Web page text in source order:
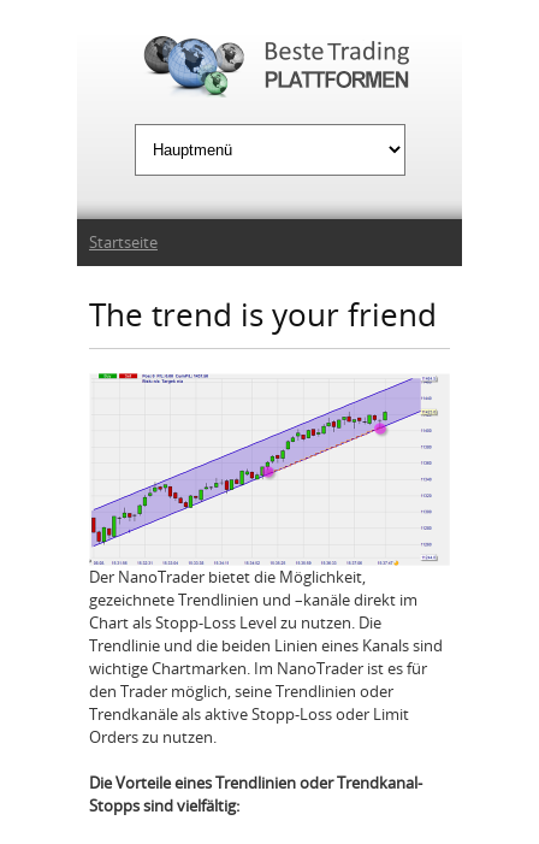
Sie sind hier
Startseite
The trend is your friend
Der NanoTrader bietet die Möglichkeit,
gezeichnete Trendlinien und –kanäle direkt im
Chart als Stopp-Loss Level zu nutzen. Die
Trendlinie und die beiden Linien eines Kanals sind
wichtige Chartmarken. Im NanoTrader ist es für
den Trader möglich, seine Trendlinien oder
Trendkanäle als aktive Stopp-Loss oder Limit
Orders zu nutzen.
Die Vorteile eines Trendlinien oder Trendkanal-
Stopps sind vielfältig: